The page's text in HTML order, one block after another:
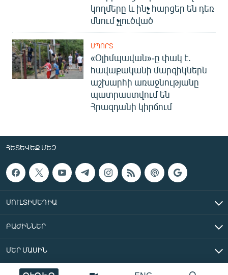
կողմերը և ինչ հարցեր են դեռ
մնում չլուծված
ՍՊՈՐՏ
«Օլիմպավան»-ը փակ է.
հավաքականի մարզիկներն
աշխարհի առաջնությանը
պատրաստվում են
Հրազդանի կիրճում
ՀԵՏԵՎԵՔ ՄԵԶ
ՄՈՒԼՏԻՄԵԴԻԱ
ԲԱԺԻՆՆԵՐ
ՄԵՐ ՄԱՍԻՆ